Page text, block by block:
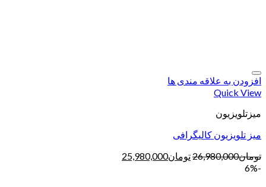
افزودن به علاقه مندی ها
Quick View
میزتلویزیون
میز تلویزیون کالیگرافی
تومان26,980,000تومان25,980,000
-6%